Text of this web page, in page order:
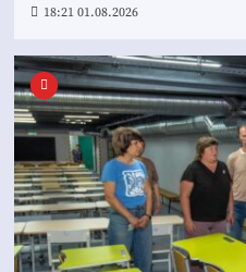
18:21 01.08.2026